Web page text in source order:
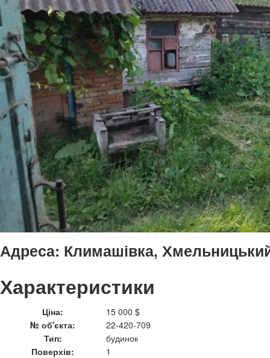
Адреса: Климашівка,
Характеристики
Ціна:
15 000 $
№ об'єкта:
22-420-709
Тип:
будинок
Поверхів:
1